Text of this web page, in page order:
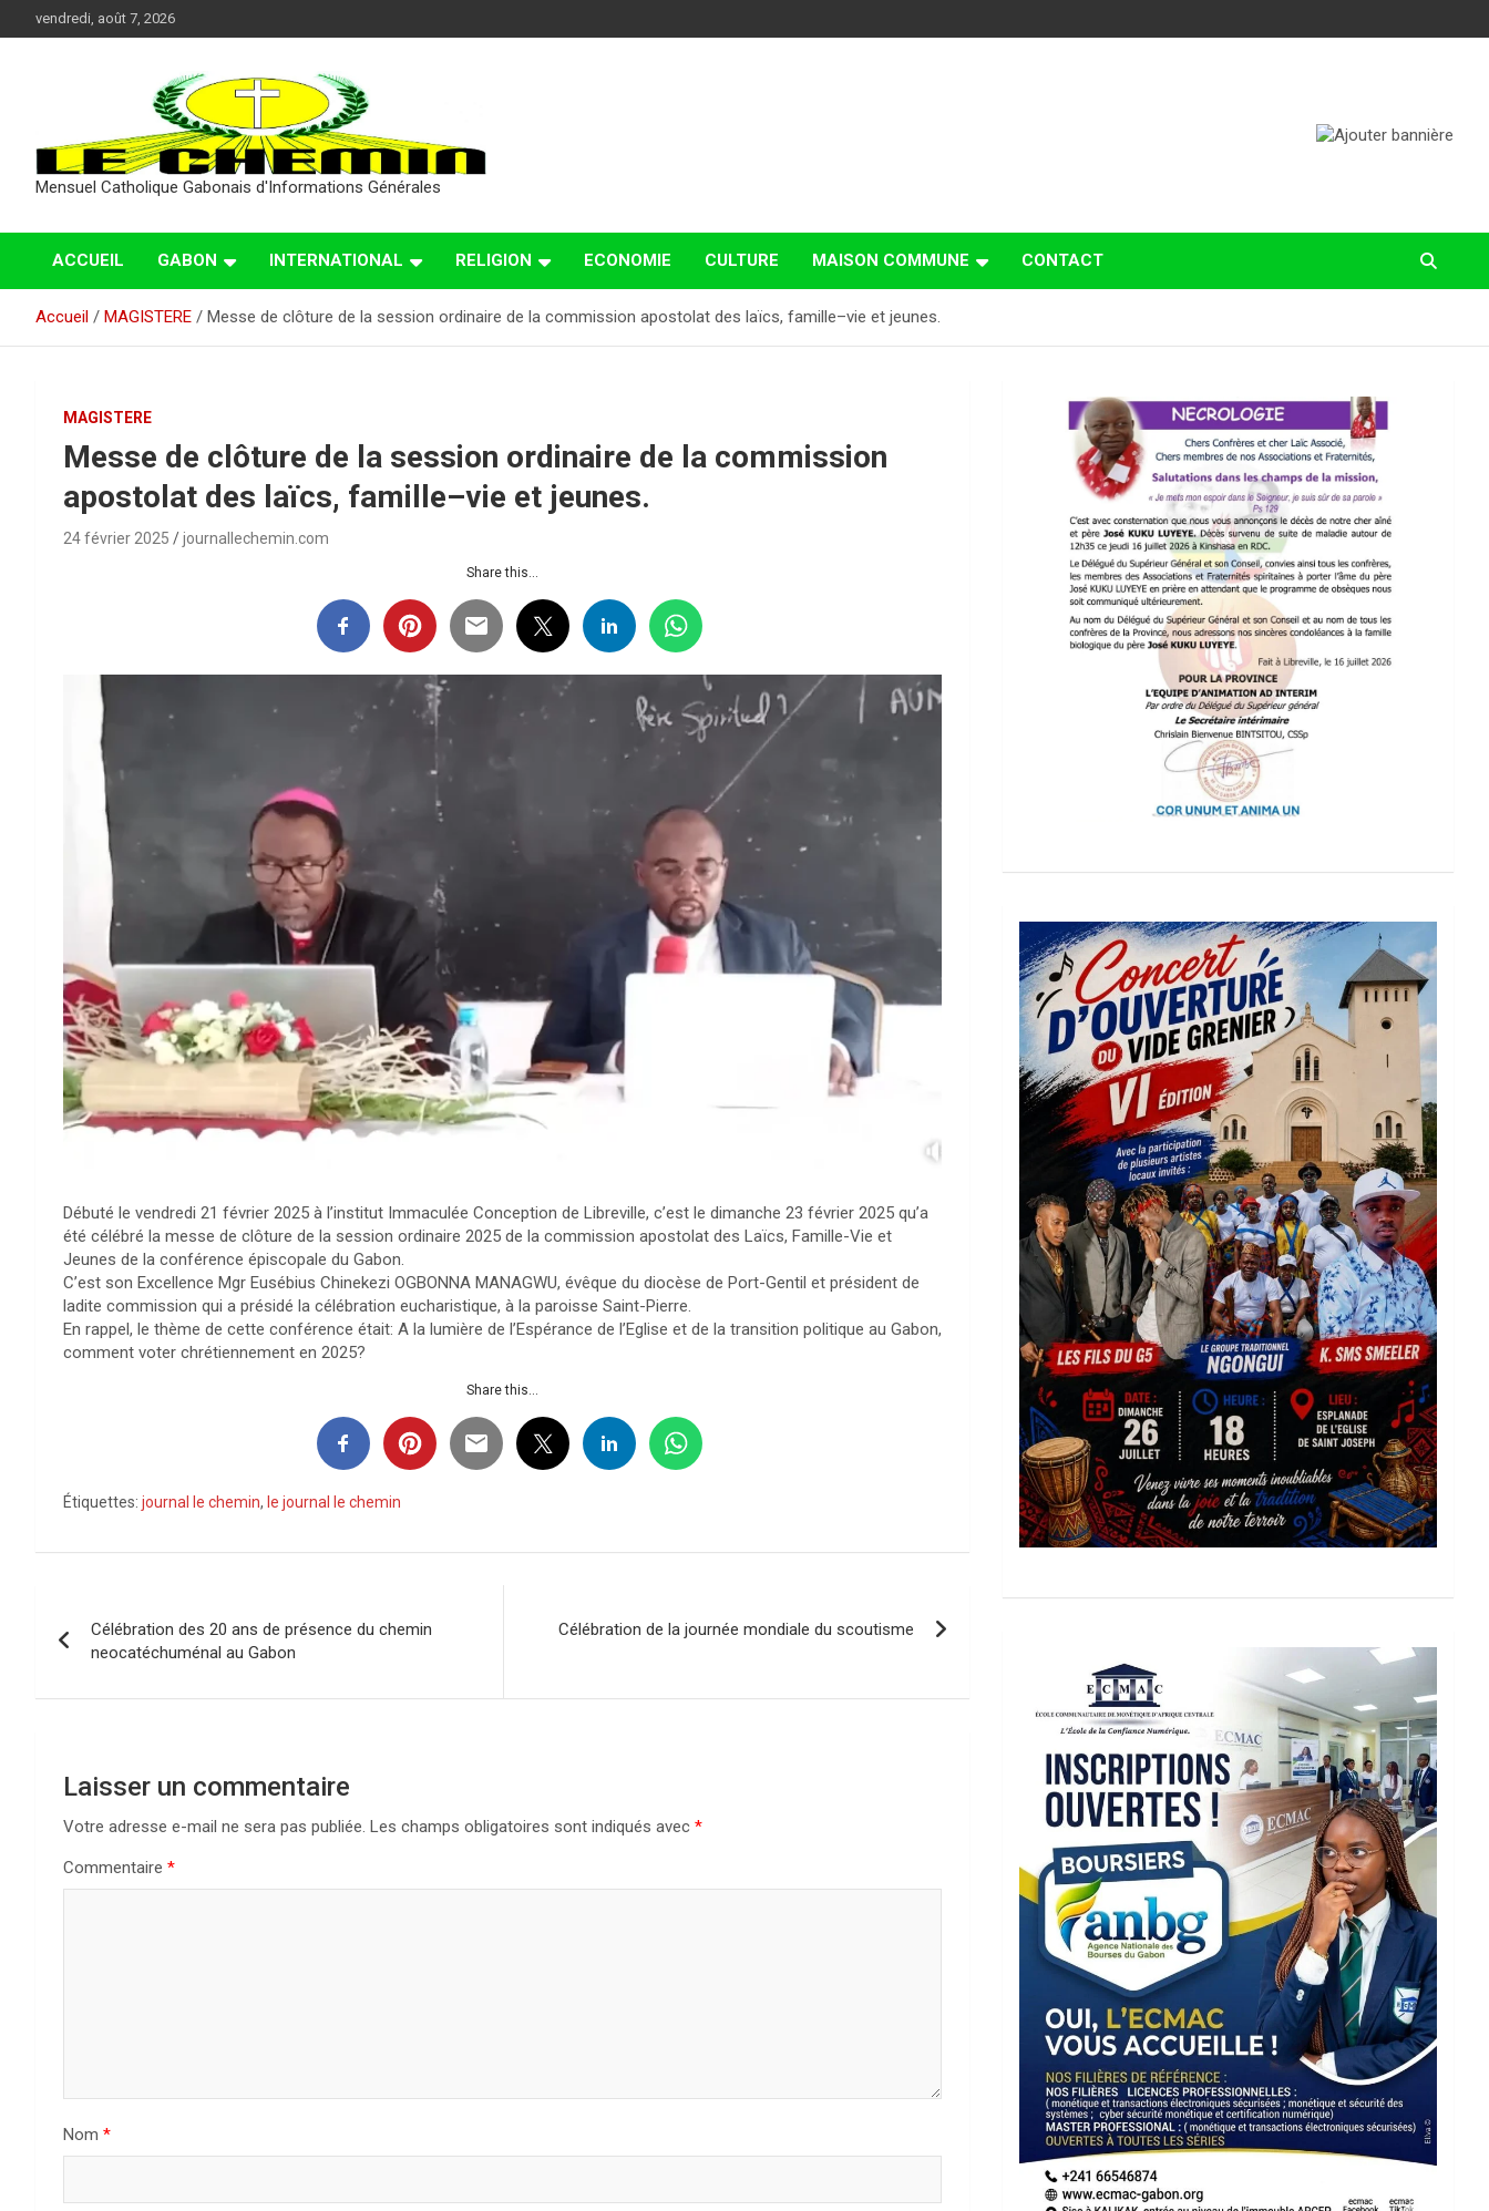
au
vendredi, août 7, 2026
Mensuel Catholique Gabonais d'Informations Générales
ACCUEIL GABON INTERNATIONAL RELIGION ECONOMIE CULTURE MAISON COMMUNE CONTACT
Accueil MAGISTERE Messe de clôture de la session ordinaire de la commission apostolat des laïcs, famille–vie et jeunes.
MAGISTERE
Messe de clôture de la session ordinaire de la commission
apostolat des laïcs, famille–vie et jeunes.
24 février 2025 journallechemin.com
Share this...
Débuté le vendredi 21 février 2025 à l’institut Immaculée Conception de Libreville, c’est le dimanche 23 février 2025 qu’a
été célébré la messe de clôture de la session ordinaire 2025 de la commission apostolat des Laïcs, Famille-Vie et
Jeunes de la conférence épiscopale du Gabon.
C’est son Excellence Mgr Eusébius Chinekezi OGBONNA MANAGWU, évêque du diocèse de Port-Gentil et président de
ladite commission qui a présidé la célébration eucharistique, à la paroisse Saint-Pierre.
En rappel, le thème de cette conférence était: A la lumière de l’Espérance de l’Eglise et de la transition politique au Gabon,
comment voter chrétiennement en 2025?
Share this...
Étiquettes: journal le chemin, le journal le chemin
de
l’article
Célébration des 20 ans de présence du chemin
neocatéchuménal au Gabon
Célébration de la journée mondiale du scoutisme
Laisser un commentaire
Votre adresse e-mail ne sera pas publiée. Les champs obligatoires sont indiqués avec *
Commentaire *
Nom *